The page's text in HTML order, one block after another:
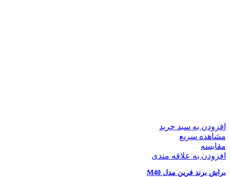
افزودن به سبد خرید
مشاهده سریع
مقایسه
افزودن به علاقه مندی
براش برند فرین مدل M40